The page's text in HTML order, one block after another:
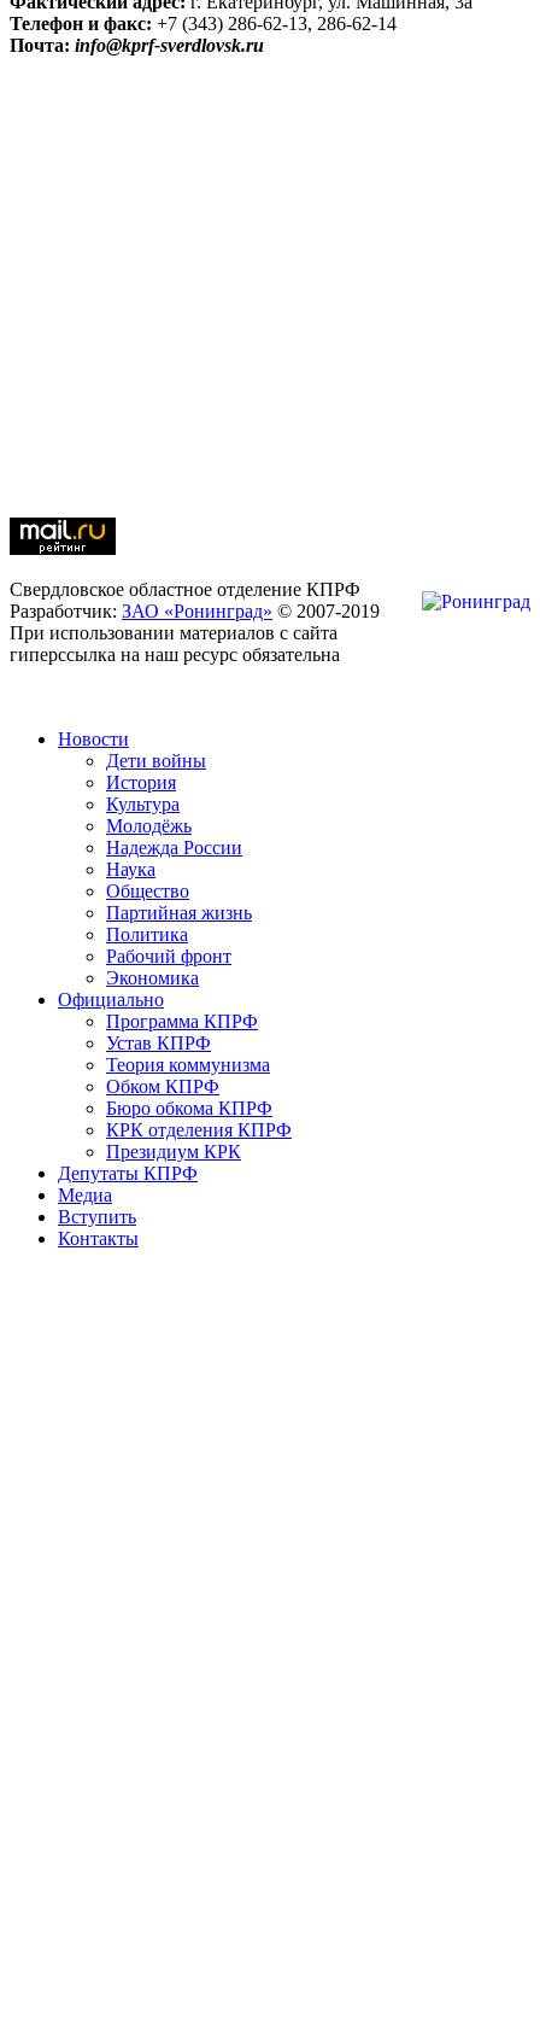
Телефон и факс: +7 (343) 286-62-13, 286-62-14
Почта: info@kprf-sverdlovsk.ru
Свердловское областное отделение КПРФ
Разработчик: ЗАО «Ронинград» © 2007-2019
При использовании материалов с сайта
гиперссылка на наш ресурс обязательна
Новости
Дети войны
История
Культура
Молодёжь
Надежда России
Наука
Общество
Партийная жизнь
Политика
Рабочий фронт
Экономика
Официально
Программа КПРФ
Устав КПРФ
Теория коммунизма
Обком КПРФ
Бюро обкома КПРФ
КРК отделения КПРФ
Президиум КРК
Депутаты КПРФ
Медиа
Вступить
Контакты